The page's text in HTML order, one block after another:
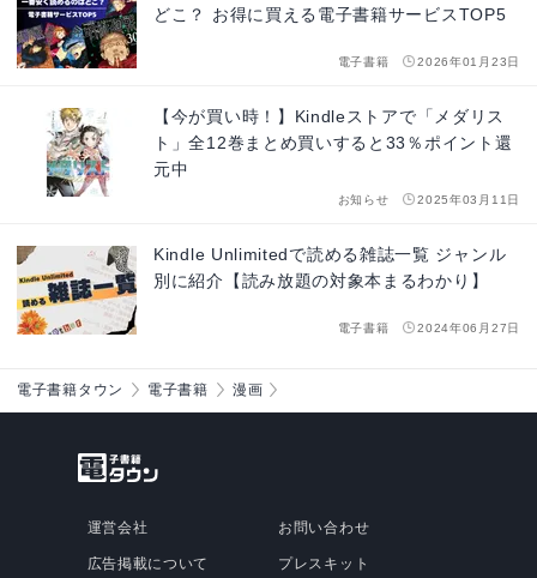
どこ？ お得に買える電子書籍サービスTOP5
電子書籍 2026年01月23日
【今が買い時！】Kindleストアで「メダリス
ト」全12巻まとめ買いすると33％ポイント還
元中
お知らせ 2025年03月11日
Kindle Unlimitedで読める雑誌一覧 ジャンル
別に紹介【読み放題の対象本まるわかり】
電子書籍 2024年06月27日
電子書籍タウン 電子書籍 漫画
運営会社
広告掲載について
お問い合わせ
プレスキット